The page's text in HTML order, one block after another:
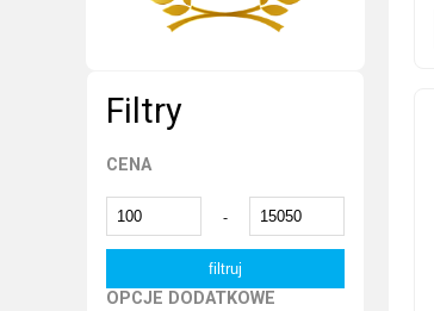
Filtry
CENA
-
OPCJE DODATKOWE